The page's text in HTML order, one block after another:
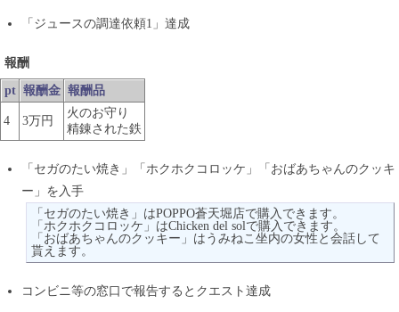
「ジュースの調達依頼1」達成
報酬
pt 報酬金 報酬品
4 3万円
火のお守り
精錬された鉄
「セガのたい焼き」「ホクホクコロッケ」「おばあちゃんのクッキ
ー」を入手
「セガのたい焼き」はPOPPO蒼天堀店で購入できます。
「ホクホクコロッケ」はChicken del solで購入できます。
「おばあちゃんのクッキー」はうみねこ坐内の女性と会話して
貰えます。
コンビニ等の窓口で報告するとクエスト達成